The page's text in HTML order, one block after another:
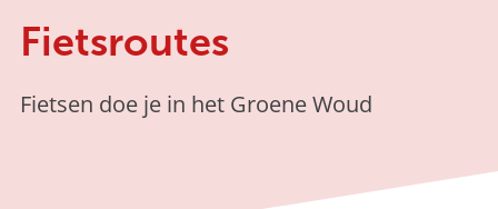
e
h
m
Fietsroutes
Fietsen doe je in het Groene Woud